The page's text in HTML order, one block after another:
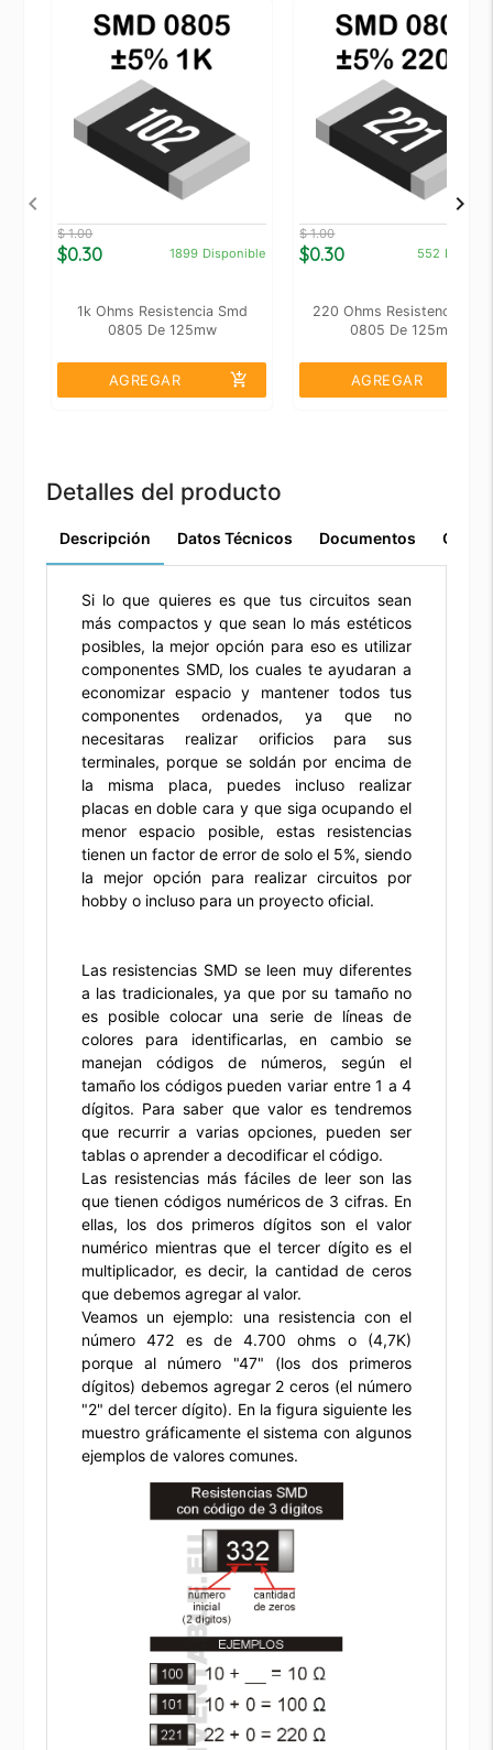
$ 1.00
$0.30 1899 Disponible
1k Ohms Resistencia Smd
0805 De 125mw
AGREGAR add_shopping_cart
$ 1.00
$0.30 552
220 Ohms Resistencia
0805 De 125mw
AGREGAR
Detalles del producto
Descripción Datos Técnicos Documentos
Si lo que quieres es que tus circuitos sean
más compactos y que sean lo más estéticos
posibles, la mejor opción para eso es utilizar
componentes SMD, los cuales te ayudaran a
economizar espacio y mantener todos tus
componentes ordenados, ya que no
necesitaras realizar orificios para sus
terminales, porque se soldán por encima de
la misma placa, puedes incluso realizar
placas en doble cara y que siga ocupando el
menor espacio posible, estas resistencias
tienen un factor de error de solo el 5%, siendo
la mejor opción para realizar circuitos por
hobby o incluso para un proyecto oficial.
Las resistencias SMD se leen muy diferentes
a las tradicionales, ya que por su tamaño no
es posible colocar una serie de líneas de
colores para identificarlas, en cambio se
manejan códigos de números, según el
tamaño los códigos pueden variar entre 1 a 4
dígitos. Para saber que valor es tendremos
que recurrir a varias opciones, pueden ser
tablas o aprender a decodificar el código.
Las resistencias más fáciles de leer son las
que tienen códigos numéricos de 3 cifras. En
ellas, los dos primeros dígitos son el valor
numérico mientras que el tercer dígito es el
multiplicador, es decir, la cantidad de ceros
que debemos agregar al valor.
Veamos un ejemplo: una resistencia con el
número 472 es de 4.700 ohms o (4,7K)
porque al número "47" (los dos primeros
dígitos) debemos agregar 2 ceros (el número
"2" del tercer dígito). En la figura siguiente les
muestro gráficamente el sistema con algunos
ejemplos de valores comunes.